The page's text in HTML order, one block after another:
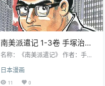
南美派遣记 1-3卷 手塚治虫
漫画百度网盘下载
名称：《南美派遣记》 作者：手塚
言：中文（东贩） 状态：已完结 分
辨率：单页1600X1074像素左右 剧
日本漫画
11 0